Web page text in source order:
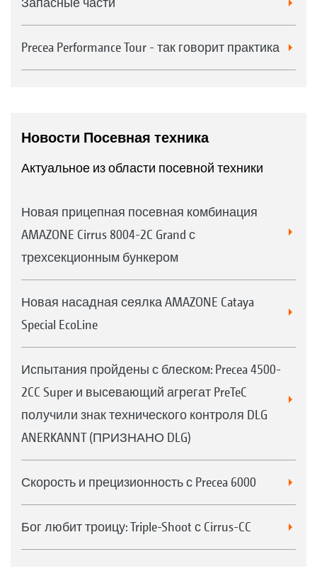
T-Pack S
T-Pack IN
Precea Performance Tour - так говорит практика
Новости Посевная техника
Актуальное из области посевной техники
Новая прицепная посевная комбинация
AMAZONE Cirrus 8004-2C Grand с
трехсекционным бункером
Новая насадная сеялка AMAZONE Cataya
Special EcoLine
Испытания пройдены с блеском: Precea 4500-
2CC Super и высевающий агрегат PreTeC
получили знак технического контроля DLG
ANERKANNT (ПРИЗНАНО DLG)
Скорость и прецизионность с Precea 6000
Бог любит троицу: Triple-Shoot с Cirrus-CC